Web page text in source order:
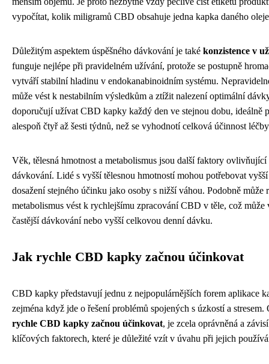
vypočítat, kolik miligramů CBD obsahuje jedna kapka daného
Důležitým aspektem úspěšného dávkování je také konzistence v
funguje nejlépe při pravidelném užívání, protože se postupně
vytváří stabilní hladinu v endokanabinoidním systému.
může vést k nestabilním výsledkům a ztížit nalezení optimální
doporučují užívat CBD kapky každý den ve stejnou dobu, ideálně
alespoň čtyř až šesti týdnů, než se vyhodnotí celková účinnost
Věk, tělesná hmotnost a metabolismus jsou další faktory ovlivňující
dávkování. Lidé s vyšší tělesnou hmotností mohou potřebovat
dosažení stejného účinku jako osoby s nižší váhou. Podobně může
metabolismus vést k rychlejšímu zpracování CBD v těle, což může
častější dávkování nebo vyšší celkovou denní dávku.
Jak rychle CBD kapky začnou účinkovat
CBD kapky představují jednu z nejpopulárnějších forem aplikace
zejména když jde o řešení problémů spojených s úzkostí a stresem.
rychle CBD kapky začnou účinkovat, je zcela oprávněná a
klíčových faktorech, které je důležité vzít v úvahu při jejich